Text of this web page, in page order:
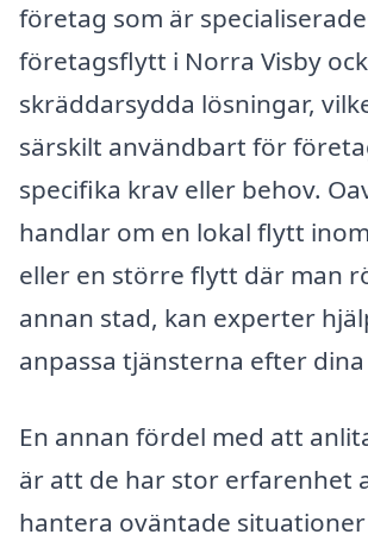
företag som är
företagsflytt i Norra Visby
skräddarsydda lösningar,
särskilt användbart för
specifika krav eller behov.
handlar om en lokal flytt
eller en större flytt där man
annan stad, kan experter
anpassa tjänsterna efter
En annan fördel med att
är att de har stor erfarenhet
hantera oväntade